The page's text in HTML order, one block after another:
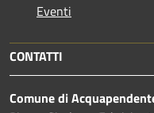
Eventi
CONTATTI
Comune di